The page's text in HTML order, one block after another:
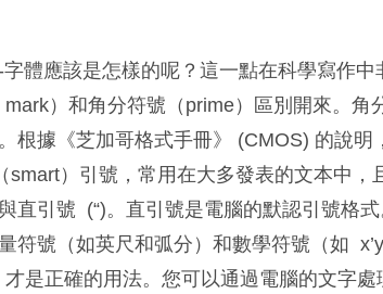
體應該是怎樣的呢？這一點在科學寫作
mark）和角分符號（prime）區別開來。
根據《芝加哥格式手冊》 (CMOS) 的說明
smart）引號，常用在大多發表的文本中
直引號 (“)。直引號是電腦的默認引號格
符號（如英尺和弧分）和數學符號（如
才是正確的用法。您可以通過電腦的文字